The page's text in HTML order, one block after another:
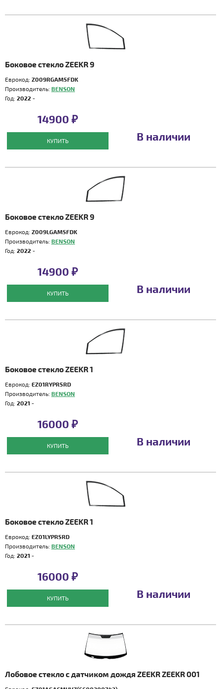
Боковое стекло ZEEKR 9
Еврокод: Z009RGAM5FDK
Производитель: BENSON
Год: 2022 -
14900 ₽
КУПИТЬ В наличии
Боковое стекло ZEEKR 9
Еврокод: Z009LGAM5FDK
Производитель: BENSON
Год: 2022 -
14900 ₽
КУПИТЬ В наличии
Боковое стекло ZEEKR 1
Еврокод: EZ01RYPR5RD
Производитель: BENSON
Год: 2021 -
16000 ₽
КУПИТЬ В наличии
Боковое стекло ZEEKR 1
Еврокод: EZ01LYPR5RD
Производитель: BENSON
Год: 2021 -
16000 ₽
КУПИТЬ В наличии
Лобовое стекло с датчиком дождя ZEEKR ZEEKR 001